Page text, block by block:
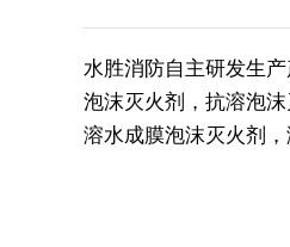
水胜消防自主研发生
泡沫灭火剂，抗溶泡
溶水成膜泡沫灭火剂，